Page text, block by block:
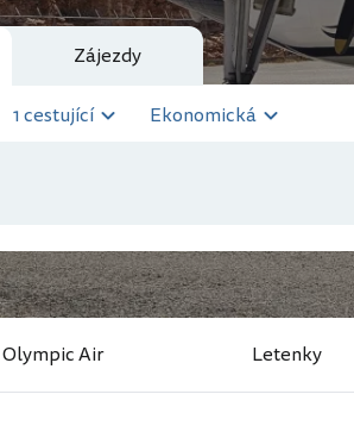
Zájezdy
1 cestující Ekonomická
Olympic Air Letenky